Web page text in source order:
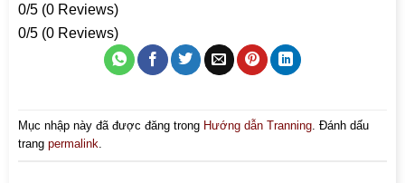
0/5 (0 Reviews)
0/5 (0 Reviews)
Mục nhập này đã được đăng trong Hướng dẫn Tranning . Đánh dấu
trang permalink